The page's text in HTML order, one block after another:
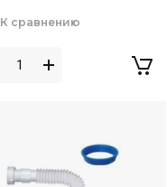
К сравнению